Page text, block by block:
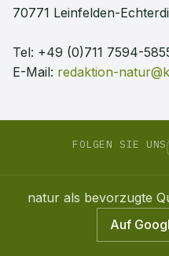
70771 Leinfelden-
Tel: +49 (0)711 7594-
E-Mail: redaktion-
FOLGEN SIE UNS
natur als bevorzugte
Auf